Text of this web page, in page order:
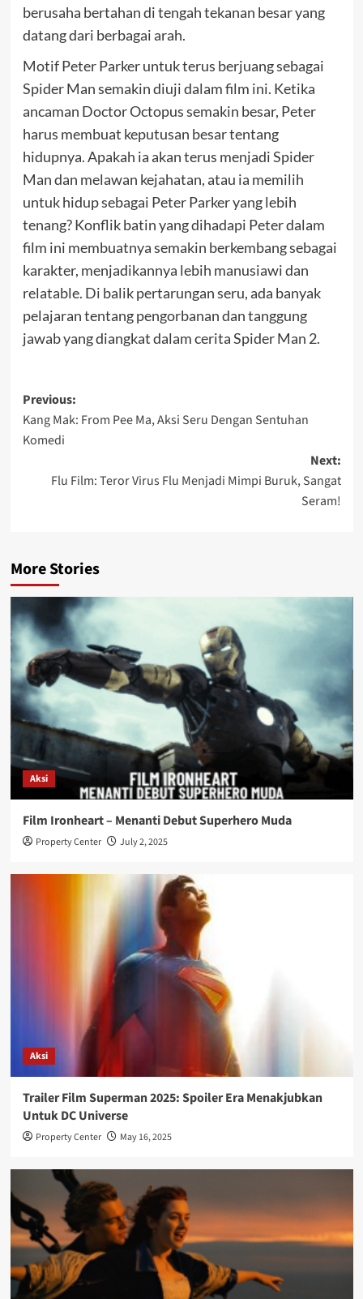
berusaha bertahan di tengah tekanan besar yang
datang dari berbagai arah.
Motif Peter Parker untuk terus berjuang sebagai
Spider Man semakin diuji dalam film ini. Ketika
ancaman Doctor Octopus semakin besar, Peter
harus membuat keputusan besar tentang
hidupnya. Apakah ia akan terus menjadi Spider
Man dan melawan kejahatan, atau ia memilih
untuk hidup sebagai Peter Parker yang lebih
tenang? Konflik batin yang dihadapi Peter dalam
film ini membuatnya semakin berkembang sebagai
karakter, menjadikannya lebih manusiawi dan
relatable. Di balik pertarungan seru, ada banyak
pelajaran tentang pengorbanan dan tanggung
jawab yang diangkat dalam cerita Spider Man 2.
Post
navigation
Previous:
Kang Mak: From Pee Ma, Aksi Seru Dengan Sentuhan
Komedi
Next:
Flu Film: Teror Virus Flu Menjadi Mimpi Buruk, Sangat
Seram!
More Stories
Aksi
Film Ironheart – Menanti Debut Superhero Muda
Property Center July 2, 2025
Aksi
Trailer Film Superman 2025: Spoiler Era Menakjubkan
Untuk DC Universe
Property Center May 16, 2025